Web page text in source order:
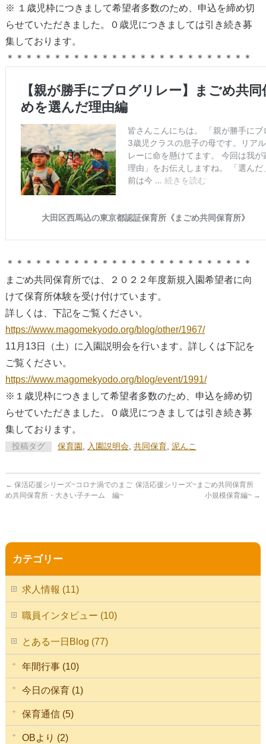
※ １歳児枠につきまして希望者多数のため、申込を締め切
らせていただきました。０歳児につきましては引き続き募
集しております。
＊＊＊＊＊＊＊＊＊＊＊＊＊＊＊＊＊＊＊＊＊＊＊＊＊＊
＊＊＊＊＊＊＊＊＊＊＊＊＊＊＊＊＊＊＊＊＊＊＊＊＊＊
まごめ共同保育所では、２０２２年度新規入園希望者に向
けて保育所体験を受け付けています。
詳しくは、下記をご覧ください。
https://www.magomekyodo.org/blog/other/1967/
11月13日（土）に入園説明会を行います。詳しくは下記を
ご覧ください。
https://www.magomekyodo.org/blog/event/1991/
※１歳児枠につきまして希望者多数のため、申込を締め切
らせていただきました。０歳児につきましては引き続き募
集しております。
投稿タグ 保育園 入園説明会, 共同保育 泥んこ
← 保活応援シリーズ~コロナ渦でのまご
め共同保育所・大きい子チーム 編~
保活応援シリーズ~まごめ共同保育所
小規模保育編~ →
カテゴリー
求人情報 (11)
職員インタビュー (10)
とある一日Blog (77)
年間行事 (10)
今日の保育 (1)
保育通信 (5)
OBより (2)